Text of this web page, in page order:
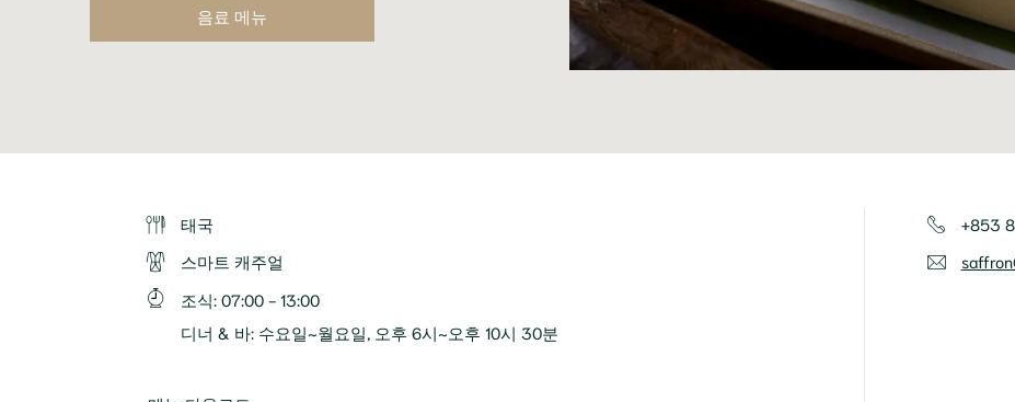
음료 메뉴
태국
스마트 캐주얼
조식: 07:00 - 13:00
디너 & 바: 수요일~월요일, 오후 6시~오후 10시 30분
+853